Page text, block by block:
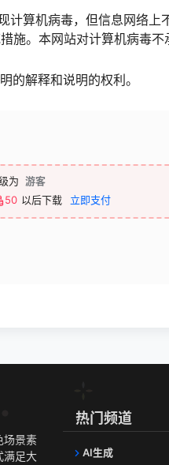
计算机病毒，但信息网络
施。本网站对计算机病毒不
的解释和说明的权利。
为 游客
50 以后下载 立即支付
场景素
满足大
热门频道
AI生成